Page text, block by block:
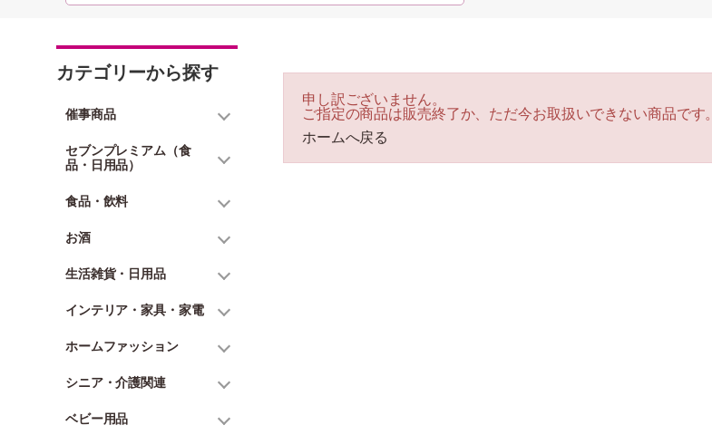
カテゴリーから探す
催事商品
セブンプレミアム（食
品・日用品）
食品・飲料
お酒
生活雑貨・日用品
インテリア・家具・家電
ホームファッション
シニア・介護関連
ベビー用品
申し訳ございません。
ご指定の商品は販売終了か、ただ今お取扱いできない商品です。
ホームへ戻る